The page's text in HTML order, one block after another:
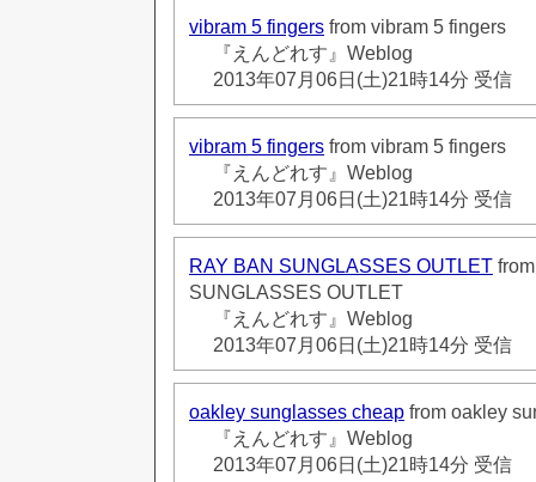
vibram 5 fingers from vibram 5 fingers
『えんどれす』Weblog
2013年07月06日(土)21時14分 受信
vibram 5 fingers from vibram 5 fingers
『えんどれす』Weblog
2013年07月06日(土)21時14分 受信
RAY BAN SUNGLASSES OUTLET
SUNGLASSES OUTLET
『えんどれす』Weblog
2013年07月06日(土)21時14分 受信
oakley sunglasses cheap from oakley
『えんどれす』Weblog
2013年07月06日(土)21時14分 受信